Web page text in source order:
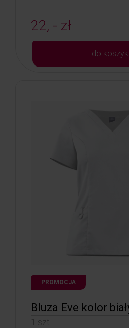
22, - zł
do
PROMOCJA
Bluza Eve kolor
1 szt